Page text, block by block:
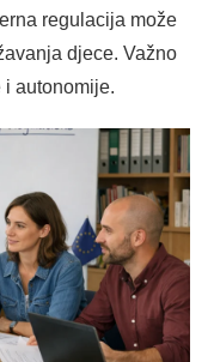
regulacija može
djece. Važno
i autonomije.